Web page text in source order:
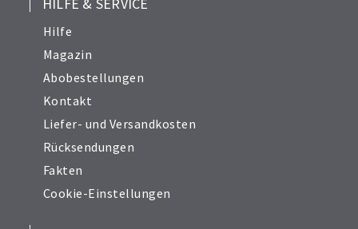
HILFE & SERVICE
Hilfe
Magazin
Abobestellungen
Kontakt
Liefer- und Versandkosten
Rücksendungen
Fakten
Cookie-Einstellungen